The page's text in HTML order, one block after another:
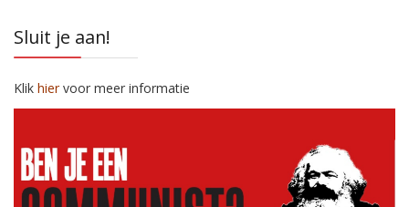
Sluit je aan!
Klik hiervoor meer informatie